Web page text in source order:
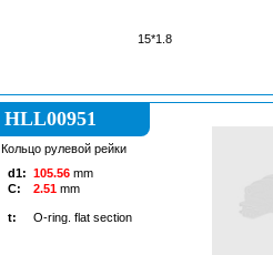
15*1.8
HLL00951
Кольцо рулевой рейки
d1: 105.56 mm
C:
2.51 mm
t: O-ring. flat section